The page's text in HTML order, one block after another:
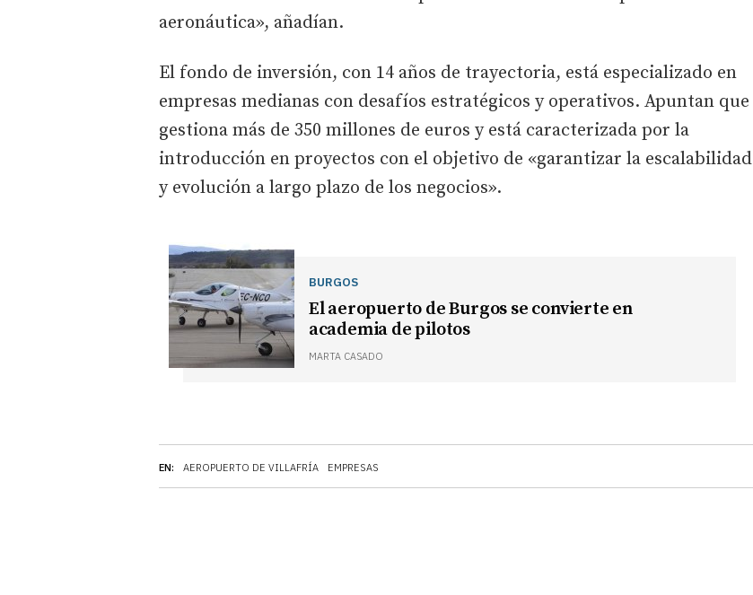
EN: AEROPUERTO DE VILLAFRÍA EMPRESAS
aeronáutica», añadían.
El fondo de inversión, con 14 años de trayectoria, está especializado en
empresas medianas con desafíos estratégicos y operativos. Apuntan que
gestiona más de 350 millones de euros y está caracterizada por la
introducción en proyectos con el objetivo de «garantizar la escalabilidad
y evolución a largo plazo de los negocios».
BURGOS
El aeropuerto de Burgos se convierte en
academia de pilotos
MARTA CASADO